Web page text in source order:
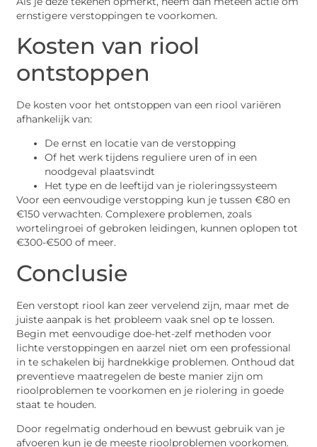
ernstigere verstoppingen te voorkomen.
Kosten van riool
ontstoppen
De kosten voor het ontstoppen van een riool variëren
afhankelijk van:
De ernst en locatie van de verstopping
Of het werk tijdens reguliere uren of in een
noodgeval plaatsvindt
Het type en de leeftijd van je rioleringssysteem
Voor een eenvoudige verstopping kun je tussen €80 en
€150 verwachten. Complexere problemen, zoals
wortelingroei of gebroken leidingen, kunnen oplopen tot
€300-€500 of meer.
Conclusie
Een verstopt riool kan zeer vervelend zijn, maar met de
juiste aanpak is het probleem vaak snel op te lossen.
Begin met eenvoudige doe-het-zelf methoden voor
lichte verstoppingen en aarzel niet om een professional
in te schakelen bij hardnekkige problemen. Onthoud dat
preventieve maatregelen de beste manier zijn om
rioolproblemen te voorkomen en je riolering in goede
staat te houden.
Door regelmatig onderhoud en bewust gebruik van je
afvoeren kun je de meeste rioolproblemen voorkomen.